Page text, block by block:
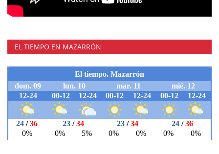
EL TIEMPO EN MAZARRÓN